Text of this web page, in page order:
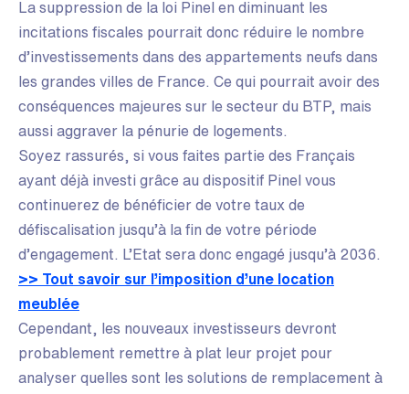
La suppression de la loi Pinel en diminuant les
incitations fiscales pourrait donc réduire le nombre
d’investissements dans des appartements neufs dans
les grandes villes de France. Ce qui pourrait avoir des
conséquences majeures sur le secteur du BTP, mais
aussi aggraver la pénurie de logements.
Soyez rassurés, si vous faites partie des Français
ayant déjà investi grâce au dispositif Pinel vous
continuerez de bénéficier de votre taux de
défiscalisation jusqu’à la fin de votre période
d’engagement. L’Etat sera donc engagé jusqu’à 2036.
>> Tout savoir sur l’imposition d’une location
meublée
Cependant, les nouveaux investisseurs devront
probablement remettre à plat leur projet pour
analyser quelles sont les solutions de remplacement à